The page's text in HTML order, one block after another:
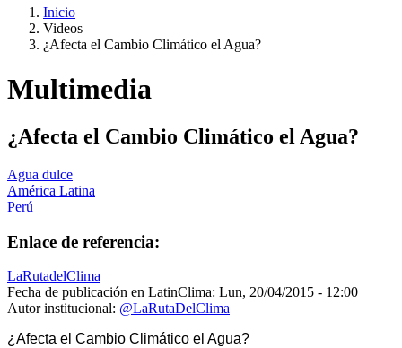
Inicio
Videos
¿Afecta el Cambio Climático el Agua?
Multimedia
¿Afecta el Cambio Climático el Agua?
Agua dulce
América Latina
Perú
Enlace de referencia:
LaRutadelClima
Fecha de publicación en LatinClima: Lun, 20/04/2015 - 12:00
Autor institucional: @LaRutaDelClima
¿Afecta el Cambio Climático el Agua?